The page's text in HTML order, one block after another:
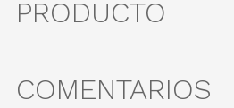
PRODUCTO
COMENTARIOS